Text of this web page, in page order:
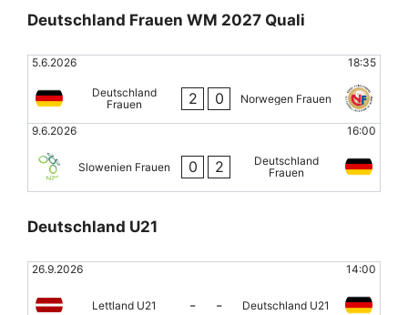
Deutschland Frauen WM 2027 Quali
5.6.2026 18:35
Deutschland
Frauen
2 0 Norwegen Frauen
9.6.2026 16:00
Slowenien Frauen 0 2
Deutschland
Frauen
Deutschland U21
26.9.2026 14:00
Lettland U21 - - Deutschland U21